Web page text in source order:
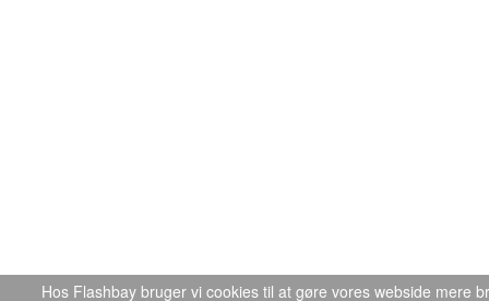
Hos Flashbay bruger vi cookies til at gøre vores webside mere